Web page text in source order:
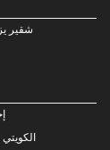
شقير